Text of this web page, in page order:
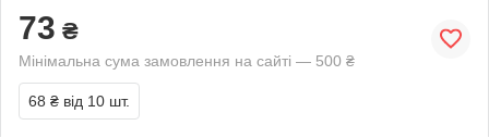
73 ₴
Мінімальна сума замовлення на сайті — 500 ₴
68 ₴ від 10 шт.